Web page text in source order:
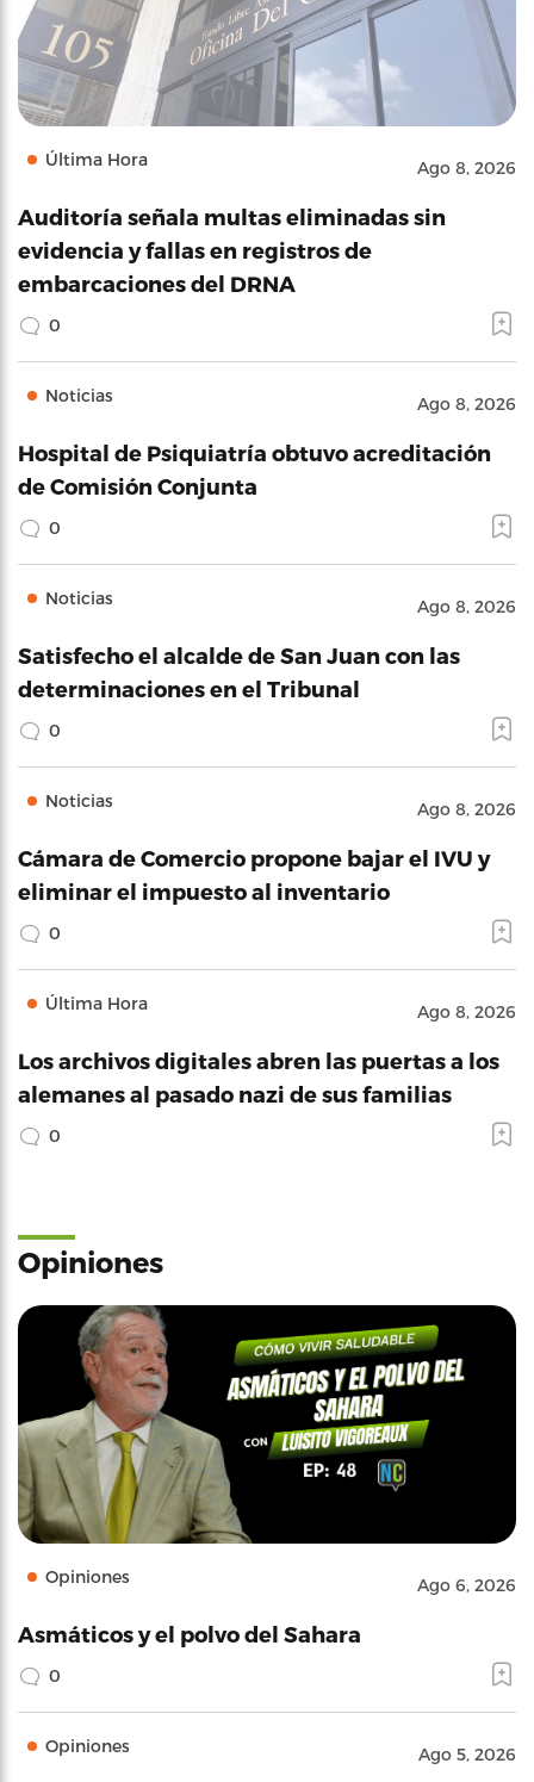
Última Hora Ago 8, 2026
Auditoría señala multas eliminadas sin
evidencia y fallas en registros de
embarcaciones del DRNA
0
Noticias Ago 8, 2026
Hospital de Psiquiatría obtuvo acreditación
de Comisión Conjunta
0
Noticias Ago 8, 2026
Satisfecho el alcalde de San Juan con las
determinaciones en el Tribunal
0
Noticias Ago 8, 2026
Cámara de Comercio propone bajar el IVU y
eliminar el impuesto al inventario
0
Última Hora Ago 8, 2026
Los archivos digitales abren las puertas a los
alemanes al pasado nazi de sus familias
0
Opiniones
Opiniones Ago 6, 2026
Asmáticos y el polvo del Sahara
0
Opiniones Ago 5, 2026